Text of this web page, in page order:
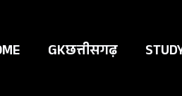
GKछत्तीसगढ़